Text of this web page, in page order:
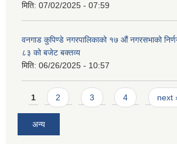
मिति: 07/02/2025 - 07:59
वनगाड कुपिण्डे नगरपालिकाको १७ ‍औं नगरसभाको
८३ को बजेट बक्तव्य
मिति: 06/26/2025 - 10:57
Pages
1 2 3 4 next ›
अन्य